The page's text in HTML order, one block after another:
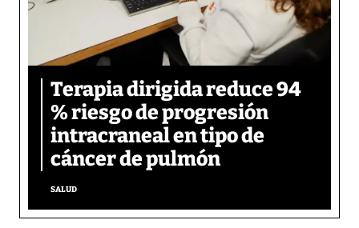
Terapia dirigida reduce 94
% riesgo de progresión
intracraneal en tipo de
cáncer de pulmón
SALUD